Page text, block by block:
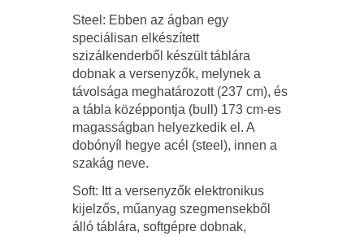
Steel: Ebben az ágban egy
speciálisan elkészített
szizálkenderből készült táblára
dobnak a versenyzők, melynek a
távolsága meghatározott (237 cm), és
a tábla középpontja (bull) 173 cm-es
magasságban helyezkedik el. A
dobónyíl hegye acél (steel), innen a
szakág neve.
Soft: Itt a versenyzők elektronikus
kijelzős, műanyag szegmensekből
álló táblára, softgépre dobnak,